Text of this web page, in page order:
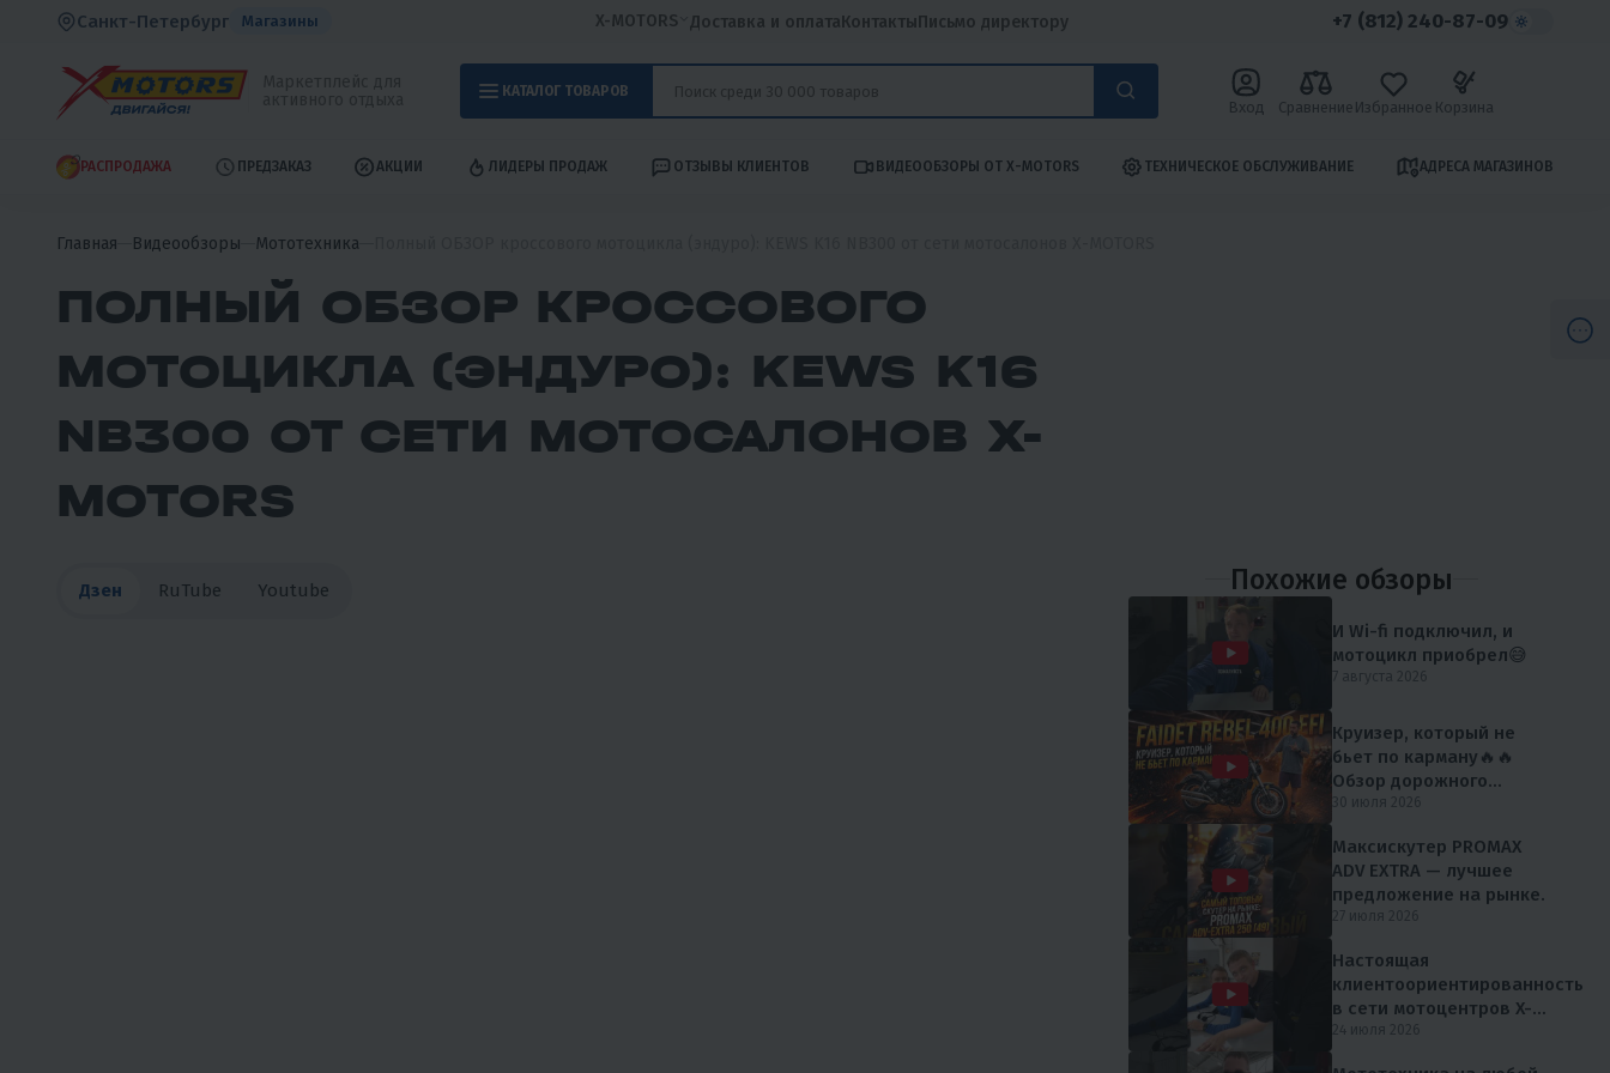
Санкт-Петербург Магазины X-MOTORS Доставка и оплатаКонтактыПисьмо директору +7 (812) 240-87-09
КАТАЛОГ ТОВАРОВ
Вход Сравнение Избранное Корзина
РАСПРОДАЖА ПРЕДЗАКАЗ АКЦИИ ЛИДЕРЫ ПРОДАЖ ОТЗЫВЫ КЛИЕНТОВ ВИДЕООБЗОРЫ ОТ X-MOTORS ТЕХНИЧЕСКОЕ ОБСЛУЖИВАНИЕ АДРЕСА МАГАЗИНОВ
Главная Видеообзоры Мототехника
ПОЛНЫЙ ОБЗОР КРОССОВОГО
МОТОЦИКЛА (ЭНДУРО): KEWS K16
NB300 ОТ СЕТИ МОТОСАЛОНОВ X-
MOTORS
Дзен RuTube Youtube Похожие обзоры
И Wi-fi подключил, и
мотоцикл приобрел😅
7 августа 2026
Круизер, который не
бьет по карману🔥🔥
Обзор дорожного
мотоцикла FAIDET Rebel
30 июля 2026
Максискутер PROMAX
ADV EXTRA — лучшее
предложение на рынке.
27 июля 2026
Настоящая
клиентоориентированность
в сети мотоцентров X-
MOTORS 😎
24 июля 2026